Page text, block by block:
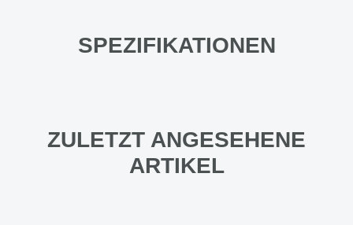
SPEZIFIKATIONEN
ZULETZT ANGESEHENE
ARTIKEL